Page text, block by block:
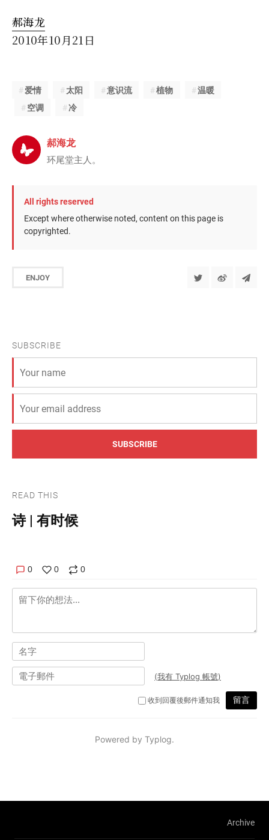
郝海龙
2010年10月21日
爱情 太阳 意识流 植物
温暖
空调
冷
郝海龙
环尾堂主人。
All rights reserved
Except where otherwise noted, content on this page is
copyrighted.
ENJOY
SUBSCRIBE
SUBSCRIBE
READ THIS
诗 | 有时候
Archive